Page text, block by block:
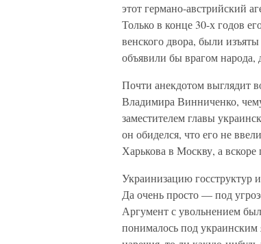
этот германо-австрийский
Только в конце 30-х годов
венского двора, были
объявили бы врагом
Почти анекдотом выглядит
Владимира Винниченко,
заместителем главы
он обиделся, что его не
Харькова в Москву, а
Украинизацию госструктур
Да очень просто — под
Аргумент с увольнением
понималось под украинским